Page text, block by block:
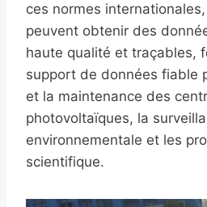
ces normes
peuvent obtenir des
haute qualité et traçables,
support de données fiable
et la maintenance des
photovoltaïques, la
environnementale et les
scientifique.